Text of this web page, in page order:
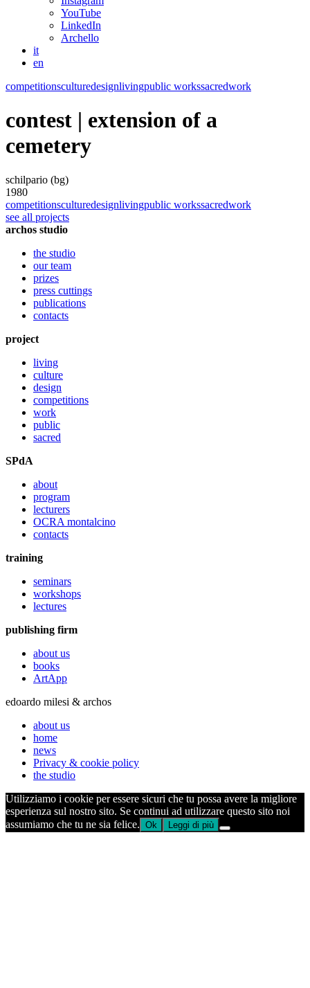
YouTube
LinkedIn
Archello
it
en
competitionsculturedesignlivingpublic workssacredwork
contest | extension of a
cemetery
schilpario (bg)
1980
competitionsculturedesignlivingpublic workssacredwork
see all projects
archos studio
the studio
our team
prizes
press cuttings
publications
contacts
project
living
culture
design
competitions
work
public
sacred
SPdA
about
program
lecturers
OCRA montalcino
contacts
training
seminars
workshops
lectures
publishing firm
about us
books
ArtApp
edoardo milesi & archos
about us
home
news
Privacy & cookie policy
the studio
Utilizziamo i cookie per essere sicuri che tu possa avere la migliore
esperienza sul nostro sito. Se continui ad utilizzare questo sito noi
assumiamo che tu ne sia felice. Ok Leggi di più